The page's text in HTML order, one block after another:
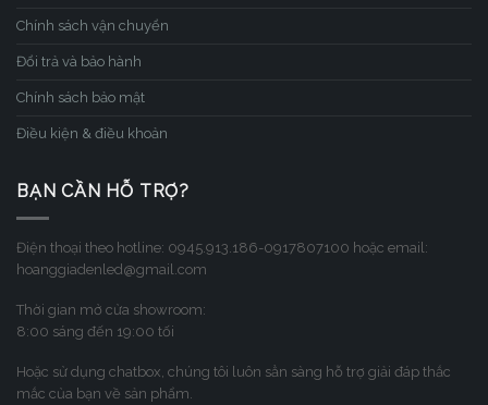
Chính sách vận chuyển
Đổi trả và bảo hành
Chính sách bảo mật
Điều kiện & điều khoản
BẠN CẦN HỖ TRỢ?
Điện thoại theo hotline: 0945.913.186-0917807100 hoặc email:
hoanggiadenled@gmail.com
Thời gian mở cửa showroom:
8:00 sáng đến 19:00 tối
Hoặc sử dụng chatbox, chúng tôi luôn sẳn sàng hỗ trợ giải đáp thắc
mắc của bạn về sản phẩm.